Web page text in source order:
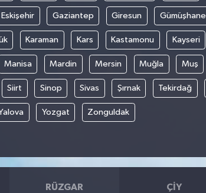
Eskişehir Gaziantep Giresun Gümüşhane
Karaman Kars Kastamonu Kayseri
Manisa Mardin Mersin Muğla Muş
Siirt Sinop Sivas Şırnak Tekirdağ
Yozgat Zonguldak
RÜZGAR ÇIY